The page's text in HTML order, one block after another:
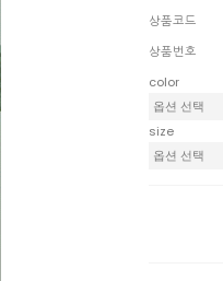
상품코드
상품번호
color
size